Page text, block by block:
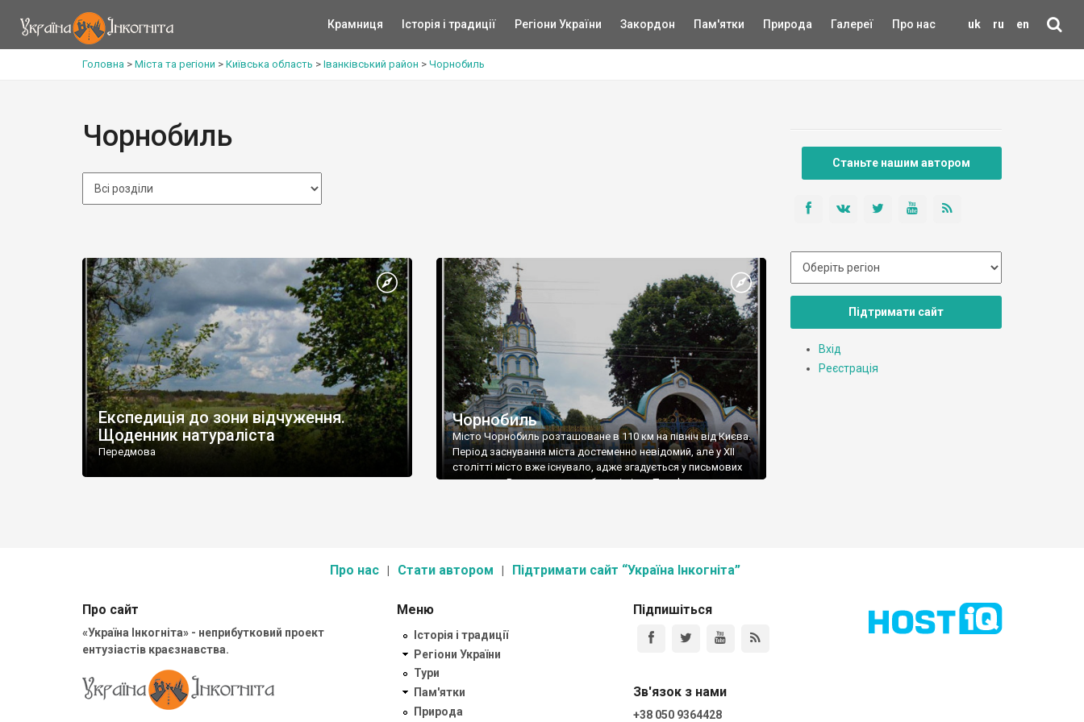
uk ru en
Крамниця Історія і традиції Регіони України Закордон Пам'ятки Природа Галереї Про нас
Головна > Міста та регіони > Київська область > Іванківський район > Чорнобиль
Чорнобиль
Експедиція до зони відчуження.
Щоденник натураліста
Передмова
Чорнобиль
Місто Чорнобиль розташоване в 110 км на північ від Києва.
Період заснування міста достеменно невідомий, але у ХІІ
столітті місто вже існувало, адже згадується у письмових
джерелах. Розташоване на березі річки Прип'ять.
Станьте нашим автором
Підтримати сайт
Вхід
Реєстрація
Про нас Стати автором Підтримати сайт “Україна Інкогніта”
Про сайт
«Україна Інкогніта» - неприбутковий проект
ентузіастів краєзнавства.
Меню
Історія і традиції
Регіони України
Тури
Пам'ятки
Природа
Підпишіться
Зв'язок з нами
+38 050 9364428